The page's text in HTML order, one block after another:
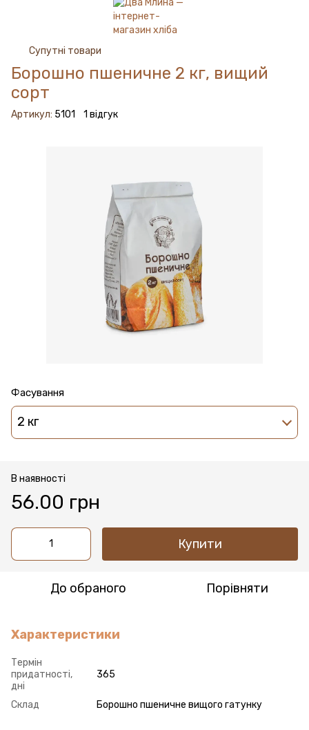
Супутні товари
Борошно пшеничне 2 кг, вищий
сорт
Артикул: 5101 1 відгук
Фасування
2 кг
В наявності
56.00 грн
Купити
До обраного Порівняти
Характеристики
Термін
придатності,
дні
365
Склад Борошно пшеничне вищого гатунку